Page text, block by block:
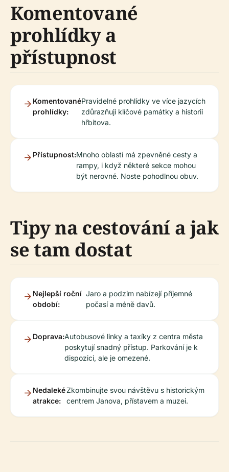
Komentované
prohlídky a
přístupnost
Komentované
prohlídky:
Pravidelné prohlídky ve více jazycích
zdůrazňují klíčové památky a historii
hřbitova.
Přístupnost:Mnoho oblastí má zpevněné cesty a
rampy, i když některé sekce mohou
být nerovné. Noste pohodlnou obuv.
Tipy na cestování a jak
se tam dostat
Nejlepší roční
období:
Jaro a podzim nabízejí příjemné
počasí a méně davů.
Doprava:Autobusové linky a taxíky z centra města
poskytují snadný přístup. Parkování je k
dispozici, ale je omezené.
Nedaleké
atrakce:
Zkombinujte svou návštěvu s historickým
centrem Janova, přístavem a muzei.